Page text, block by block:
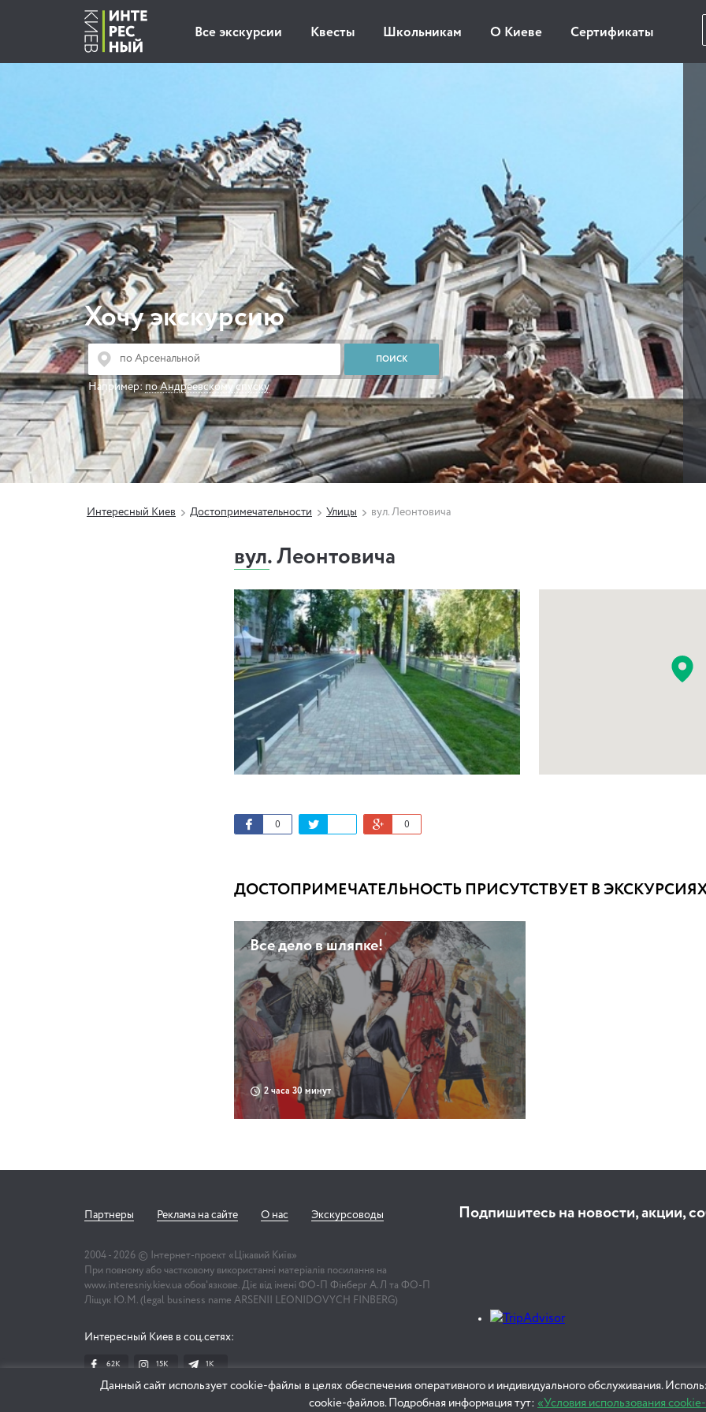
Все экскурсии Квесты Школьникам О Киеве Сертификаты
Хочу экскурсию
Например: по Андреевскому спуску
Интересный Киев Достопримечательности Улицы вул. Леонтовича
вул. Леонтовича
0 0
ДОСТОПРИМЕЧАТЕЛЬНОСТЬ ПРИСУТСТВУЕТ В
Все дело в шляпке!
2 часа 30 минут
Партнеры Реклама на сайте О нас Экскурсоводы
2004 - 2026 © Інтернет-проект «Цікавий Київ»
При повному або частковому використанні матеріалів посилання на
www.interesniy.kiev.ua обов'язкове. Діє від імені ФО-П Фінберг А.Л та ФО-П
Ліщук Ю.М. (legal business name ARSENII LEONIDOVYCH FINBERG)
Интересный Киев в соц.сетях:
62K 15K 1К
Подпишитесь на новости, акции,
Данный сайт использует cookie-файлы в целях обеспечения оперативного и индивидуального обслуживания.
cookie-файлов. Подробная информация тут: «Условия использования